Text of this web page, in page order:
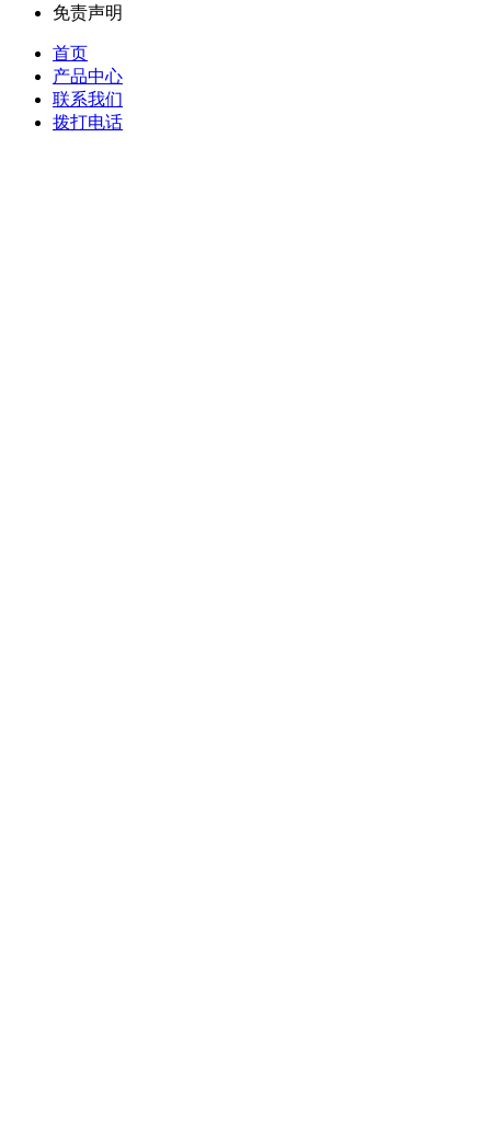
免责声明
首页
产品中心
联系我们
拨打电话